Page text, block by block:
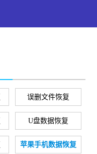
误删文件恢复
U盘数据恢复
苹果手机数据恢复